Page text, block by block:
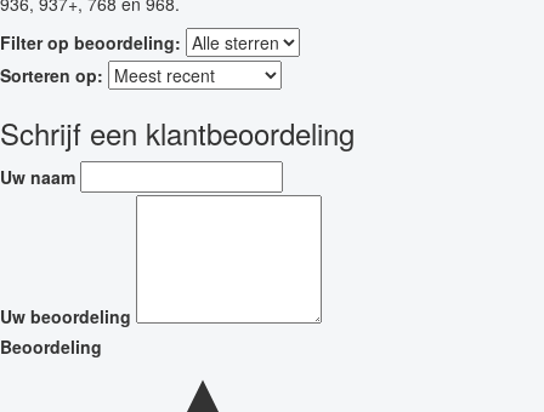
Filter op beoordeling:
Sorteren op:
Schrijf een klantbeoordeling
Uw naam
Uw beoordeling
Beoordeling